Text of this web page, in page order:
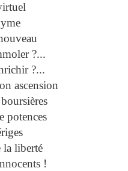
?...
?...
ascension
potences
la liberté
!